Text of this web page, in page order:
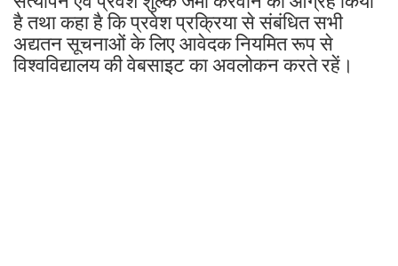
है तथा कहा है कि प्रवेश प्रक्रिया से संबंधित सभी
अद्यतन सूचनाओं के लिए आवेदक नियमित रूप से
विश्वविद्यालय की वेबसाइट का अवलोकन करते रहें।